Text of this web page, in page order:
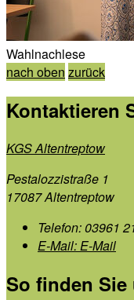
Wahlnachlese
nach oben zurück
Kontaktieren
KGS Altentreptow
Pestalozzistraße 1
17087 Altentreptow
Telefon:03961
E-Mail:E-Mail
So finden Sie